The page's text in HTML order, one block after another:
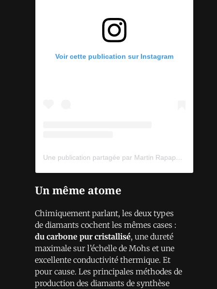
Voir cette publication sur Instagram
Une publication partagée par Martin Rapaport (@martinrapaport)
Un même atome
Chimiquement parlant, les deux types
de diamants cochent les mêmes cases :
du carbone pur cristallisé, une dureté
maximale sur l’échelle de Mohs et une
excellente conductivité thermique. Et
pour cause. Les principales méthodes de
production des diamants de synthèse